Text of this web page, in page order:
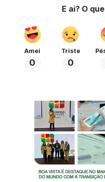
E ai? O
Amei
0
Triste
0